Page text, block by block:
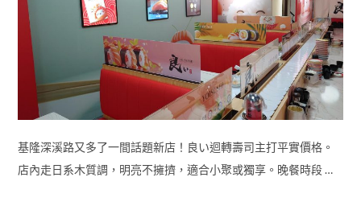
基隆深溪路又多了一間話題新店！良い迴轉壽司主打平實價格。
店內走日系木質調，明亮不擁擠，適合小聚或獨享。晚餐時段 …